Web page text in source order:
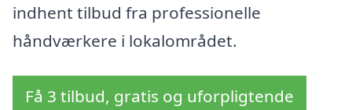
indhent tilbud fra professionelle
håndværkere i lokalområdet.
Få 3 tilbud, gratis og uforpligtende